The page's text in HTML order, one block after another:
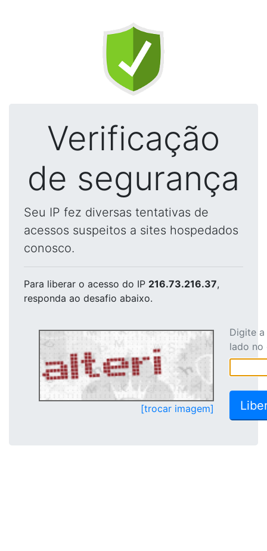
Verificação
de segurança
Seu IP fez diversas tentativas de
acessos suspeitos a sites hospedados
conosco.
Para liberar o acesso do IP 216.73.216.37,
responda ao desafio abaixo.
[trocar imagem]
Digite
lado no